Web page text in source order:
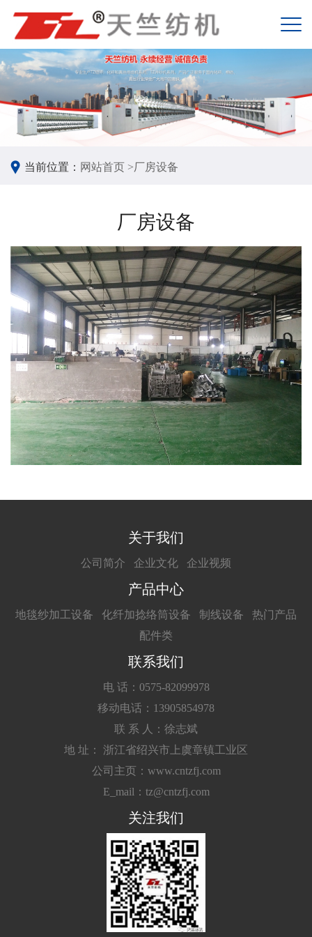
当前位置： 网站首页 >厂房设备
厂房设备
关于我们
公司简介 企业文化 企业视频
产品中心
地毯纱加工设备 化纤加捻络筒设备 制线设备
热门产品
配件类
联系我们
电 话：0575-82099978
移动电话：13905854978
联 系 人：徐志斌
地 址： 浙江省绍兴市上虞章镇工业区
公司主页：www.cntzfj.com
E_mail：tz@cntzfj.com
关注我们